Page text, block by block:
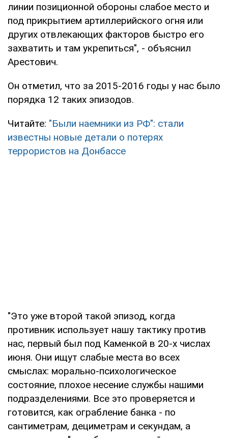
линии позиционной обороны слабое место и
под прикрытием артиллерийского огня или
других отвлекающих факторов быстро его
захватить и там укрепиться", - объяснил
Арестович.
Он отметил, что за 2015-2016 годы у нас было
порядка 12 таких эпизодов.
Читайте: "Были наемники из РФ": стали
известны новые детали о потерях
террористов на Донбассе
"Это уже второй такой эпизод, когда
противник использует нашу тактику против
нас, первый был под Каменкой в 20-х числах
июня. Они ищут слабые места во всех
смыслах: морально-психологическое
состояние, плохое несение службы нашими
подразделениями. Все это проверяется и
готовится, как ограбление банка - по
сантиметрам, дециметрам и секундам, а